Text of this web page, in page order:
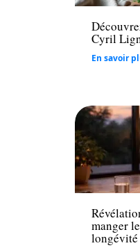
Cyril
En savoir
Santé
manger
longévité